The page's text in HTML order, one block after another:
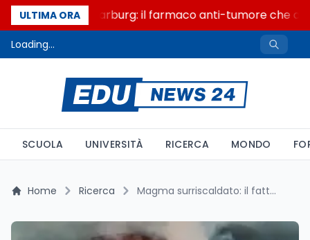
ULTIMA ORA
Un secolo di Warburg: il farmaco anti-tumore che
Loading...
SCUOLA UNIVERSITÀ RICERCA MONDO
Home Ricerca Magma surriscaldato: il fattore termico che riscrive il rischio vulcanico